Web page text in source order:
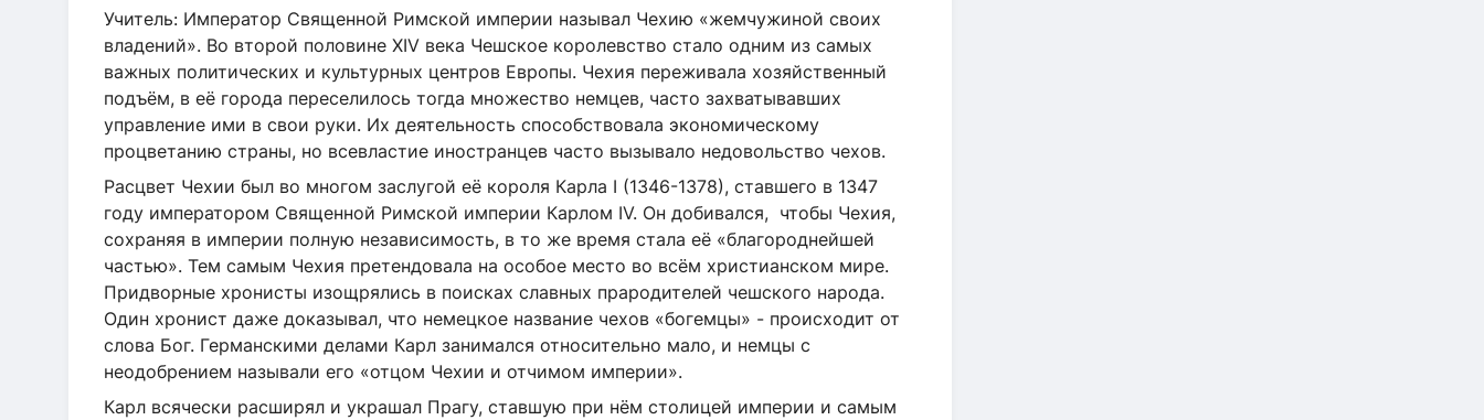
Учитель: Император Священной Римской империи называл Чехию «жемчужиной своих
владений». Во второй половине XIV века Чешское королевство стало одним из самых
важных политических и культурных центров Европы. Чехия переживала хозяйственный
подъём, в её города переселилось тогда множество немцев, часто захватывавших
управление ими в свои руки. Их деятельность способствовала экономическому
процветанию страны, но всевластие иностранцев часто вызывало недовольство чехов.
Расцвет Чехии был во многом заслугой её короля Карла I (1346-1378), ставшего в 1347
году императором Священной Римской империи Карлом IV. Он добивался, чтобы Чехия,
сохраняя в империи полную независимость, в то же время стала её «благороднейшей
частью». Тем самым Чехия претендовала на особое место во всём христианском мире.
Придворные хронисты изощрялись в поисках славных прародителей чешского народа.
Один хронист даже доказывал, что немецкое название чехов «богемцы» - происходит от
слова Бог. Германскими делами Карл занимался относительно мало, и немцы с
неодобрением называли его «отцом Чехии и отчимом империи».
Карл всячески расширял и украшал Прагу, ставшую при нём столицей империи и самым